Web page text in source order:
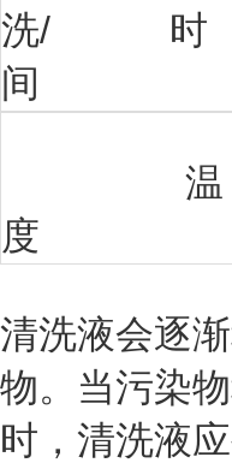
洗/ 时
间
温
度
清洗液会逐
物。当污染
时，清洗液